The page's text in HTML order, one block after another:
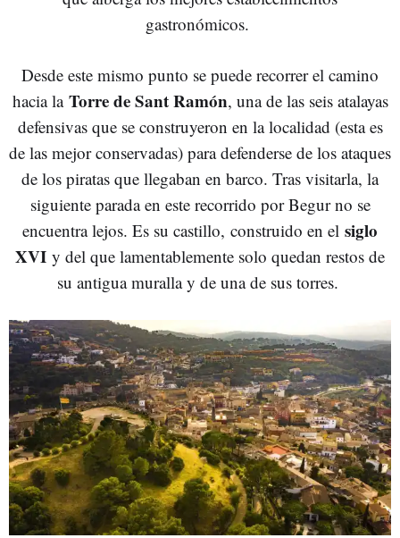
gastronómicos.
Desde este mismo punto se puede recorrer el camino
hacia la Torre de Sant Ramón, una de las seis atalayas
defensivas que se construyeron en la localidad (esta es
de las mejor conservadas) para defenderse de los ataques
de los piratas que llegaban en barco. Tras visitarla, la
siguiente parada en este recorrido por Begur no se
encuentra lejos. Es su castillo, construido en el siglo
XVI y del que lamentablemente solo quedan restos de
su antigua muralla y de una de sus torres.